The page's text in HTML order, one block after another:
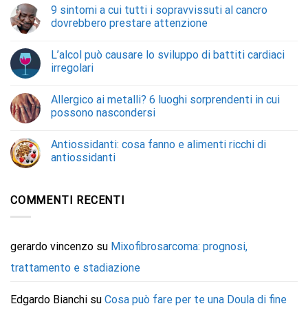
9 sintomi a cui tutti i sopravvissuti al cancro
dovrebbero prestare attenzione
L’alcol può causare lo sviluppo di battiti cardiaci
irregolari
Allergico ai metalli? 6 luoghi sorprendenti in cui
possono nascondersi
Antiossidanti: cosa fanno e alimenti ricchi di
antiossidanti
COMMENTI RECENTI
gerardo vincenzo su Mixofibrosarcoma: prognosi,
trattamento e stadiazione
Edgardo Bianchi su Cosa può fare per te una Doula di fine